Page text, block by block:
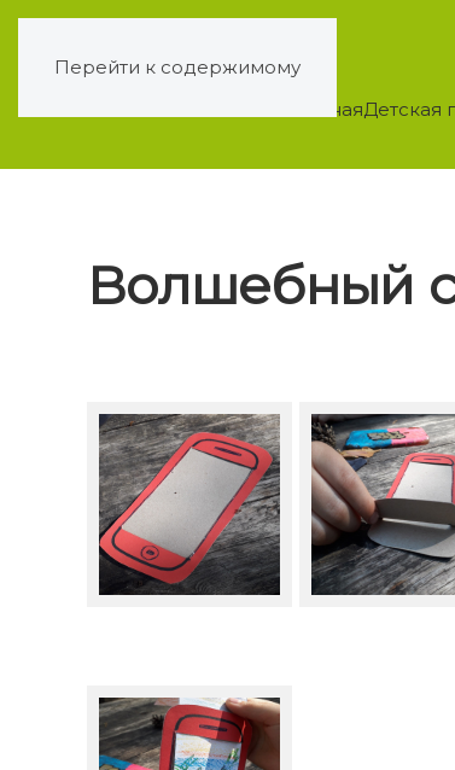
Перейти к содержимому
ГлавнаяДетская
Волшебный